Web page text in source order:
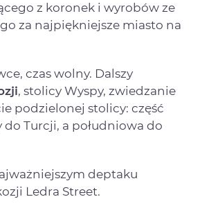
z koronek i wyrobów ze
za najpiękniejsze miasto na
czas wolny. Dalszy
, stolicy Wyspy, zwiedzanie
podzielonej stolicy: część
do Turcji, a południowa do
deptaku
Ledra Street.